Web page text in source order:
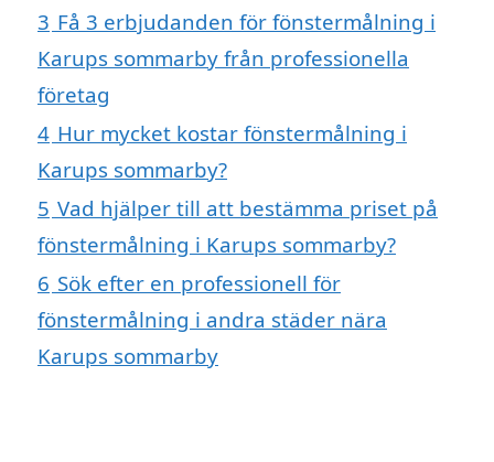
3 Få 3 erbjudanden för fönstermålning i
Karups sommarby från professionella
företag
4 Hur mycket kostar fönstermålning i
Karups sommarby?
5 Vad hjälper till att bestämma priset på
fönstermålning i Karups sommarby?
6 Sök efter en professionell för
fönstermålning i andra städer nära
Karups sommarby